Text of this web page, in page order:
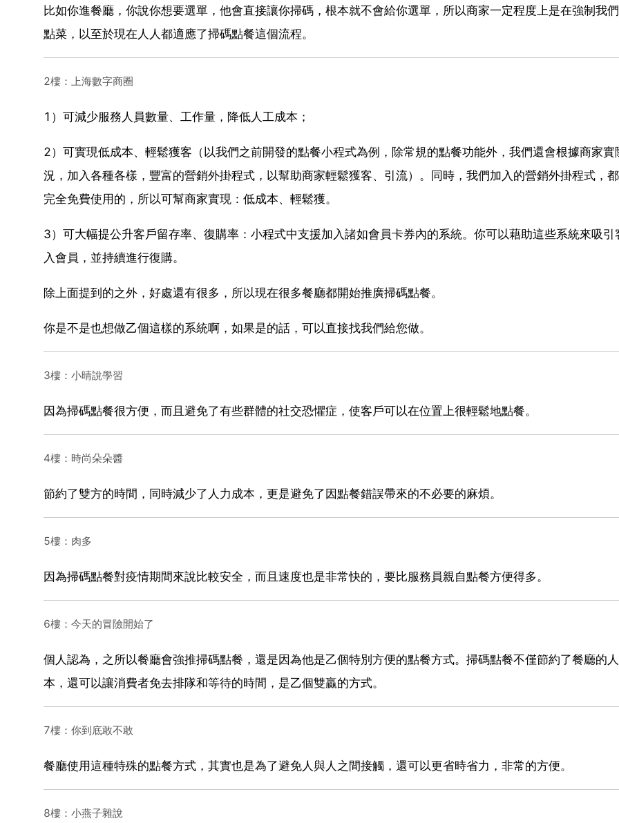
比如你進餐廳，你說你想要選單，他會直接讓你掃碼，根本就不會給你選單，所以商家一定程度上是在強制我
點菜，以至於現在人人都適應了掃碼點餐這個流程。
2樓：上海數字商圈
1）可減少服務人員數量、工作量，降低人工成本；
2）可實現低成本、輕鬆獲客（以我們之前開發的點餐小程式為例，除常規的點餐功能外，我們還會根據商家實
況，加入各種各樣，豐富的營銷外掛程式，以幫助商家輕鬆獲客、引流）。同時，我們加入的營銷外掛程式，
完全免費使用的，所以可幫商家實現：低成本、輕鬆獲。
3）可大幅提公升客戶留存率、復購率：小程式中支援加入諸如會員卡券內的系統。你可以藉助這些系統來吸引
入會員，並持續進行復購。
除上面提到的之外，好處還有很多，所以現在很多餐廳都開始推廣掃碼點餐。
你是不是也想做乙個這樣的系統啊，如果是的話，可以直接找我們給您做。
3樓：小晴說學習
因為掃碼點餐很方便，而且避免了有些群體的社交恐懼症，使客戶可以在位置上很輕鬆地點餐。
4樓：時尚朵朵醬
節約了雙方的時間，同時減少了人力成本，更是避免了因點餐錯誤帶來的不必要的麻煩。
5樓：肉多
因為掃碼點餐對疫情期間來說比較安全，而且速度也是非常快的，要比服務員親自點餐方便得多。
6樓：今天的冒險開始了
個人認為，之所以餐廳會強推掃碼點餐，還是因為他是乙個特別方便的點餐方式。掃碼點餐不僅節約了餐廳的
本，還可以讓消費者免去排隊和等待的時間，是乙個雙贏的方式。
7樓：你到底敢不敢
餐廳使用這種特殊的點餐方式，其實也是為了避免人與人之間接觸，還可以更省時省力，非常的方便。
8樓：小燕子雜說